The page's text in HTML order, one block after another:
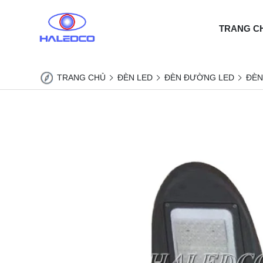
TRANG
TRANG CHỦ ĐÈN LED ĐÈN ĐƯỜNG LED